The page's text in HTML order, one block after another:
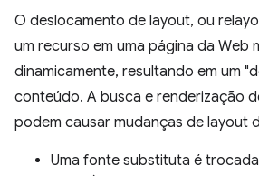
O deslocamento de layout, ou
um recurso em uma página da Web
dinamicamente, resultando em um
conteúdo. A busca e renderização
podem causar mudanças de layout
Uma fonte substituta é